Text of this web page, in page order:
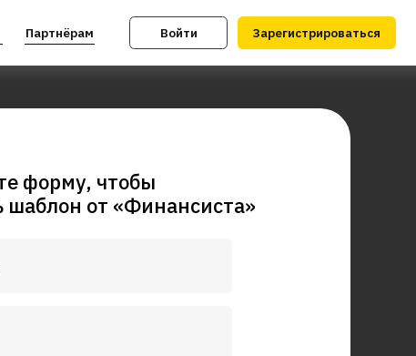
Войти Зарегистрироваться
форму, чтобы
шаблон от «Финансиста»